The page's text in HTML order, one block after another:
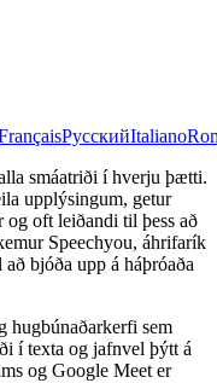
РусскийItaliano
smáatriði í hverju þætti.
upplýsingum, getur
oft leiðandi til þess að
Speechyou, áhrifarík
bjóða upp á háþróaða
hugbúnaðarkerfi sem
í texta og jafnvel þýtt á
og Google Meet er